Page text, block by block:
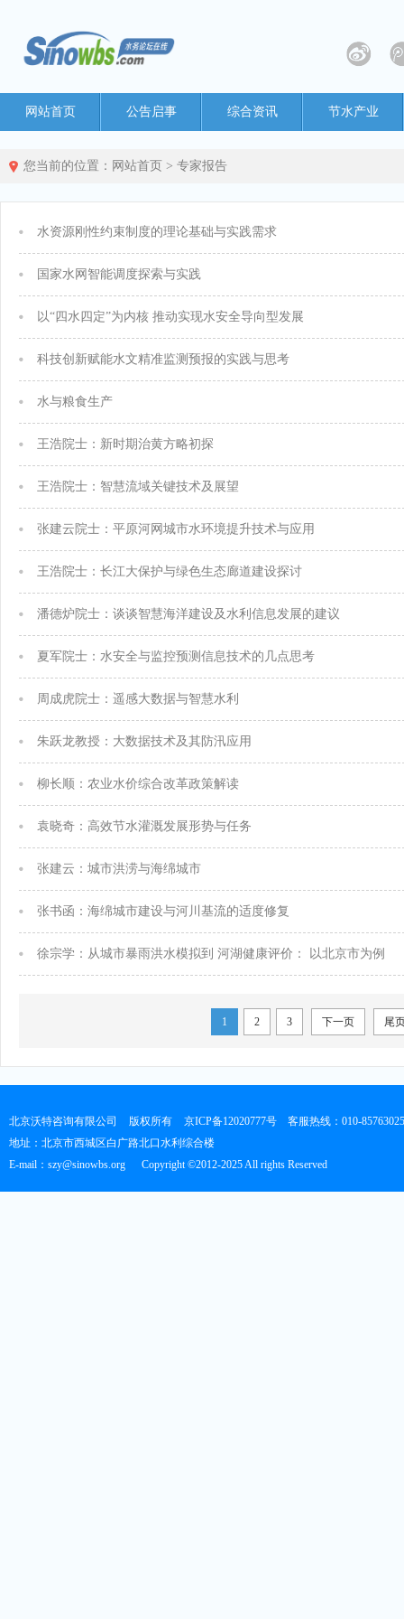
网站首页 公告启事 综合资讯 节水产业
您当前的位置： 网站首页 > 专家报告
水资源刚性约束制度的理论基础与实践需求
国家水网智能调度探索与实践
以“四水四定”为内核 推动实现水安全导向型发展
科技创新赋能水文精准监测预报的实践与思考
水与粮食生产
王浩院士：新时期治黄方略初探
王浩院士：智慧流域关键技术及展望
张建云院士：平原河网城市水环境提升技术与应用
王浩院士：长江大保护与绿色生态廊道建设探讨
潘德炉院士：谈谈智慧海洋建设及水利信息发展的建议
夏军院士：水安全与监控预测信息技术的几点思考
周成虎院士：遥感大数据与智慧水利
朱跃龙教授：大数据技术及其防汛应用
柳长顺：农业水价综合改革政策解读
袁晓奇：高效节水灌溉发展形势与任务
张建云：城市洪涝与海绵城市
张书函：海绵城市建设与河川基流的适度修复
徐宗学：从城市暴雨洪水模拟到 河湖健康评价： 以北京市为例
1 2 3 下一页 尾
北京沃特咨询有限公司 版权所有 京ICP备12020777号 客服热线：010-85763025
地址：北京市西城区白广路北口水利综合楼
E-mail：szy@sinowbs.org
Copyright ©2012-2025 All rights Reserved